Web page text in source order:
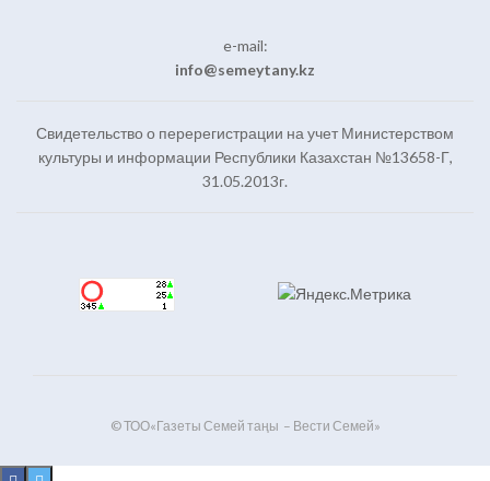
e-mail:
info@semeytany.kz
Свидетельство о перерегистрации на учет Министерством
культуры и информации Республики Казахстан №13658-Г,
31.05.2013г.
© ТОО«Газеты Семей таңы – Вести Семей»